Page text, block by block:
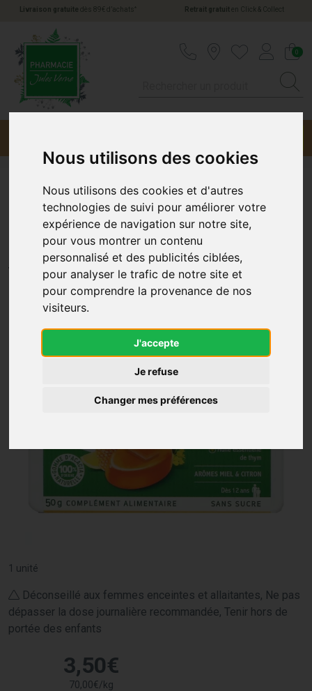
Nous utilisons des cookies
Nous utilisons des cookies et d'autres
technologies de suivi pour améliorer votre
expérience de navigation sur notre site,
pour vous montrer un contenu
personnalisé et des publicités ciblées,
pour analyser le trafic de notre site et
pour comprendre la provenance de nos
visiteurs.
J'accepte
Je refuse
Changer mes préférences
Livraison gratuite dès 89€ d’achats * Retrait gratuiten Click & Collect
0
Liberill Enrouement Gomme
Bte50G
PIERRE FABRE MÉDICAMENT
1 unité
Déconseillé aux femmes enceintes et allaitantes, Ne pas
dépasser la dose journalière recommandée, Tenir hors de
portée des enfants
3,50€
70,00€/kg